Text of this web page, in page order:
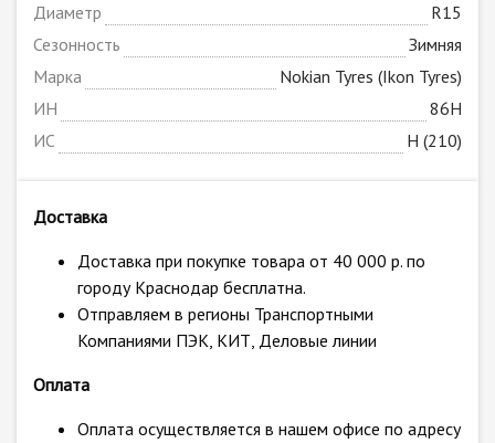
Диаметр
R15
Сезонность
Зимняя
Марка
Nokian Tyres (Ikon Tyres)
ИН
86H
ИС
H (210)
Доставка
Доставка при покупке товара от 40 000 р. по
городу Краснодар бесплатна.
Отправляем в регионы Транспортными
Компаниями ПЭК, КИТ, Деловые линии
Оплата
Оплата осуществляется в нашем офисе по адресу